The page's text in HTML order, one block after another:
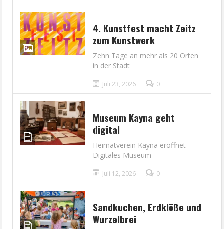
4. Kunstfest macht Zeitz
zum Kunstwerk
Zehn Tage an mehr als 20 Orten
in der Stadt
Juli 23, 2026 0
Museum Kayna geht
digital
Heimatverein Kayna eröffnet
Digitales Museum
Juli 12, 2026 0
Sandkuchen, Erdklöße und
Wurzelbrei